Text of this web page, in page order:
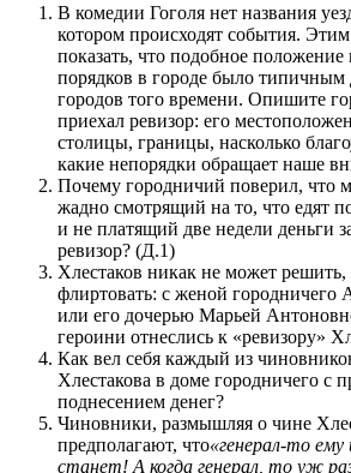
В комедии Гоголя нет названия
котором происходят события. Этим
показать, что подобное
порядков в городе было типичным
городов того времени. Опишите
приехал ревизор: его
столицы, границы, насколько
какие непорядки обращает наше
Почему городничий поверил, что
жадно смотрящий на то, что едят
и не платящий две недели деньги
ревизор? (Д.1)
Хлестаков никак не может
флиртовать: с женой
или его дочерью Марьей
героини отнеслись к «ревизору»
Как вел себя каждый из
Хлестакова в доме городничего с
поднесением денег?
Чиновники, размышляя о чине
предполагают, что«генерал-то
станет! А когда генерал, то уж